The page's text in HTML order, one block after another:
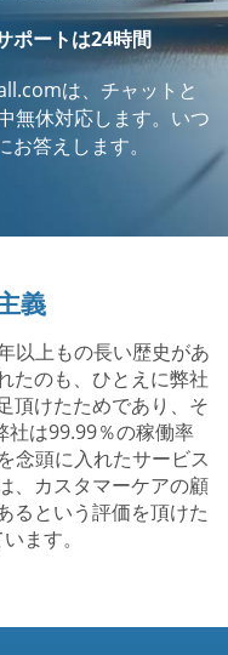
ポートは24時間
は、チャットと
無休対応します。いつ
答えします。
義
以上もの長い歴史があ
たのも、ひとえに弊社
頂けたためであり、そ
社は99.99％の稼働率
念頭に入れたサービス
、カスタマーケアの顧
るという評価を頂けた
ます。